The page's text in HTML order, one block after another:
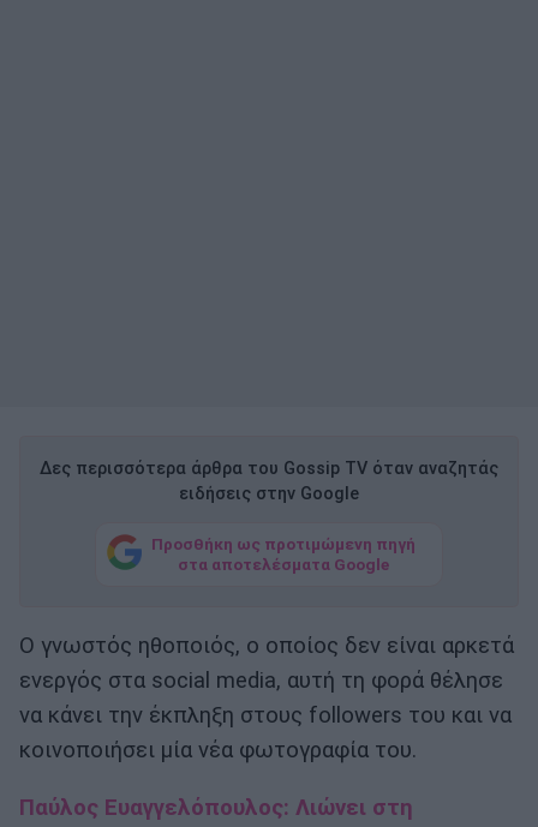
Δες περισσότερα άρθρα του Gossip TV όταν αναζητάς
ειδήσεις στην Google
Προσθήκη ως προτιμώμενη πηγή
στα αποτελέσματα Google
Ο γνωστός ηθοποιός, ο οποίος δεν είναι αρκετά
ενεργός στα social media, αυτή τη φορά θέλησε
να κάνει την έκπληξη στους followers του και να
κοινοποιήσει μία νέα φωτογραφία του.
Παύλος Ευαγγελόπουλος: Λιώνει στη